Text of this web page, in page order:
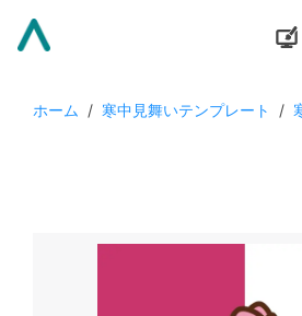
ホーム / 寒中見舞いテンプレート /